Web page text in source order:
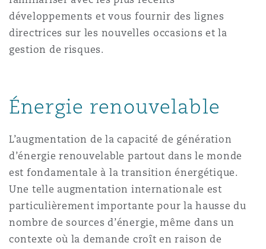
(D. C.)
2 New Bailey
développements et vous fournir des lignes
directrices sur les nouvelles occasions et la
gestion de risques.
Énergie renouvelable
L’augmentation de la capacité de génération
d’énergie renouvelable partout dans le monde
est fondamentale à la transition énergétique.
Une telle augmentation internationale est
particulièrement importante pour la hausse du
nombre de sources d’énergie, même dans un
contexte où la demande croît en raison de